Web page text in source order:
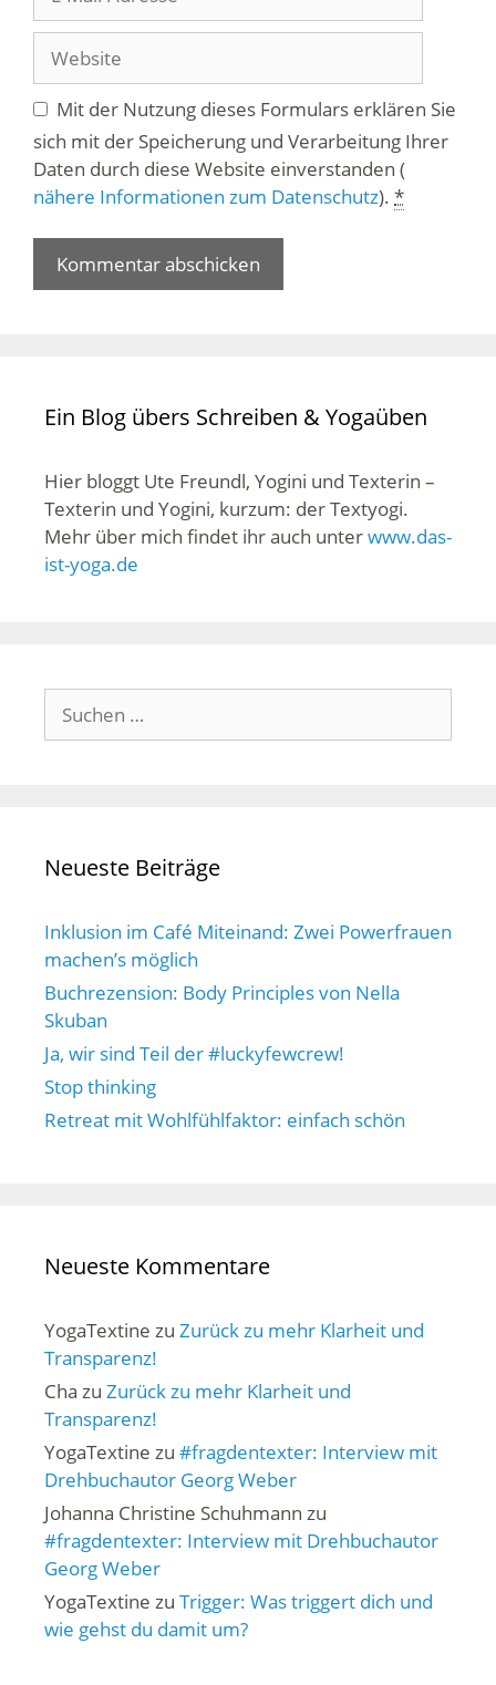
Mail-
Adresse
Website
Mit der Nutzung dieses Formulars erklären Sie
sich mit der Speicherung und Verarbeitung Ihrer
Daten durch diese Website einverstanden (
nähere Informationen zum Datenschutz). *
Ein Blog übers Schreiben & Yogaüben
Hier bloggt Ute Freundl, Yogini und Texterin –
Texterin und Yogini, kurzum: der Textyogi.
Mehr über mich findet ihr auch unterwww.das-
ist-yoga.de
Suchen
nach:
Neueste Beiträge
Inklusion im Café Miteinand: Zwei Powerfrauen
machen’s möglich
Buchrezension: Body Principles von Nella
Skuban
Ja, wir sind Teil der #luckyfewcrew!
Stop thinking
Retreat mit Wohlfühlfaktor: einfach schön
Neueste Kommentare
YogaTextine zu Zurück zu mehr Klarheit und
Transparenz!
Cha zu Zurück zu mehr Klarheit und
Transparenz!
YogaTextine zu #fragdentexter: Interview mit
Drehbuchautor Georg Weber
Johanna Christine Schuhmann zu
#fragdentexter: Interview mit Drehbuchautor
Georg Weber
YogaTextine zu Trigger: Was triggert dich und
wie gehst du damit um?